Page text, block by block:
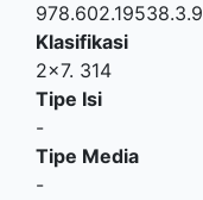
978.602.19538.3.9
Klasifikasi
2x7. 314
Tipe Isi
-
Tipe Media
-